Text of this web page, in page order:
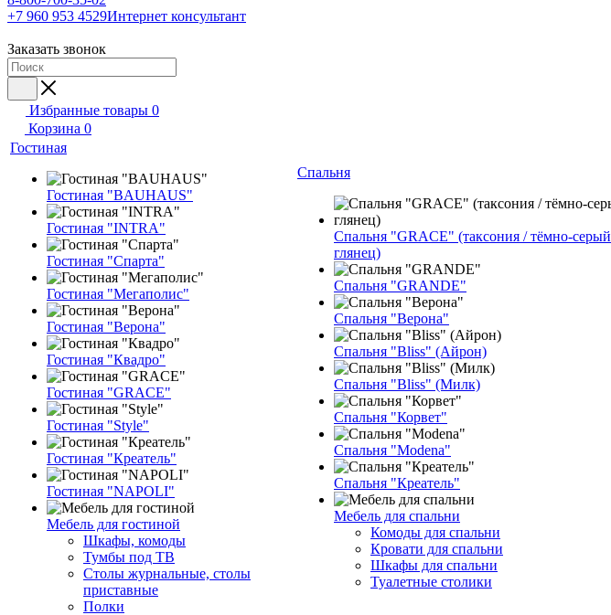
+7 960 953 4529Интернет консультант
Заказать звонок
Избранные товары 0
Корзина 0
Гостиная
Гостиная "BAUHAUS"
Гостиная "INTRA"
Гостиная "Спарта"
Гостиная "Мегаполис"
Гостиная "Верона"
Гостиная "Квадро"
Гостиная "GRACE"
Гостиная "Style"
Гостиная "Креатель"
Гостиная "NAPOLI"
Мебель для гостиной
Шкафы, комоды
Тумбы под ТВ
Столы журнальные, столы
приставные
Полки
Спальня
Спальня "GRACE" (таксония / тёмно-серый
глянец)
Спальня "GRANDE"
Спальня "Верона"
Спальня "Bliss" (Айрон)
Спальня "Bliss" (Милк)
Спальня "Корвет"
Спальня "Modena"
Спальня "Креатель"
Мебель для спальни
Комоды для спальни
Кровати для спальни
Шкафы для спальни
Туалетные столики